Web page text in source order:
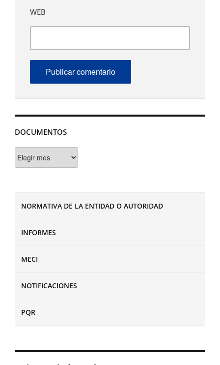
DOCUMENTOS
NORMATIVA DE LA ENTIDAD O AUTORIDAD
INFORMES
MECI
NOTIFICACIONES
PQR
WEB